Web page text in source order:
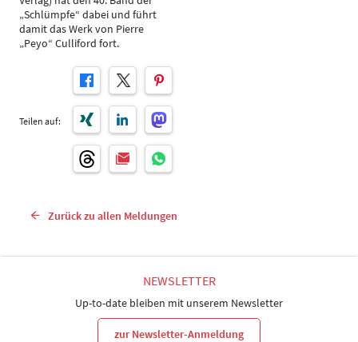
„Schlümpfe“ dabei und führt
damit das Werk von Pierre
„Peyo“ Culliford fort.
Teilen auf:
Zurück zu allen Meldungen
NEWSLETTER
Up-to-date bleiben mit unserem Newsletter
zur Newsletter-Anmeldung